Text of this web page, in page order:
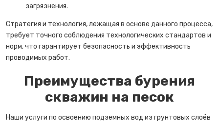
загрязнения.
Стратегия и технология, лежащая в основе данного процесса,
требует точного соблюдения технологических стандартов и
норм, что гарантирует безопасность и эффективность
проводимых работ.
Преимущества бурения
скважин на песок
Наши услуги по освоению подземных вод из грунтовых слоёв